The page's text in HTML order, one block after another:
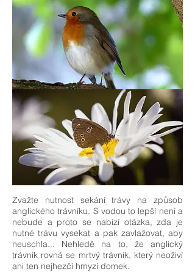
Zvažte nutnost sekání trávy na způsob
anglického trávníku. S vodou to lepší není a
nebude a proto se nabízí otázka, zda je
nutné trávu vysekat a pak zavlažovat, aby
neuschla... Nehledě na to, že anglický
trávník rovná se mrtvý trávník, který neoživí
ani ten nejhezčí hmyzí domek.